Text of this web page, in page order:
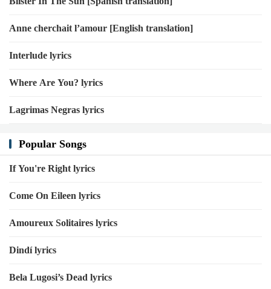
시곌보니 돈벌시간 gang up in the stu homie
밀린 결제 수금 하러 가지 where ma slimes at
My time is 유료
나는 선입금만 받아
나는 선입금만 받아
나는 선입금만 받아
나는 선입금만 받아
나는 선입금만 받아
나는 선입금만 받아
My time is 유료
Anne cherchait l’amour [English translation]
Interlude lyrics
Where Are You? lyrics
Lagrimas Negras lyrics
Popular Songs
If You're Right lyrics
Come On Eileen lyrics
Amoureux Solitaires lyrics
Dindí lyrics
Bela Lugosi’s Dead lyrics